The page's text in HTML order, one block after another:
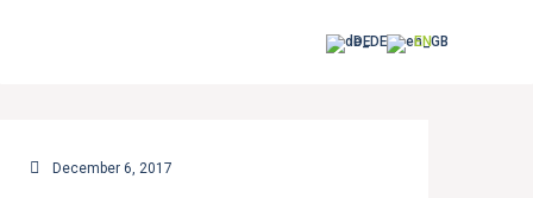
DE EN
December 6, 2017